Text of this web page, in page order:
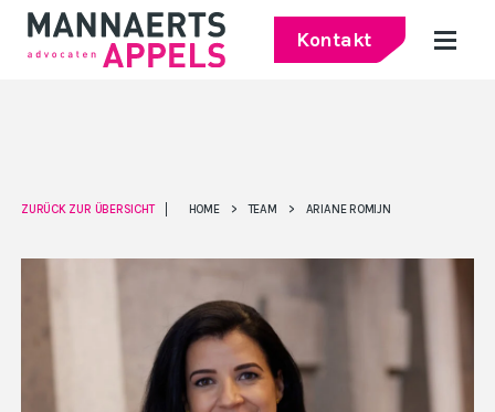
Kontakt
ZURÜCK ZUR ÜBERSICHT HOME > TEAM > ARIANE ROMIJN